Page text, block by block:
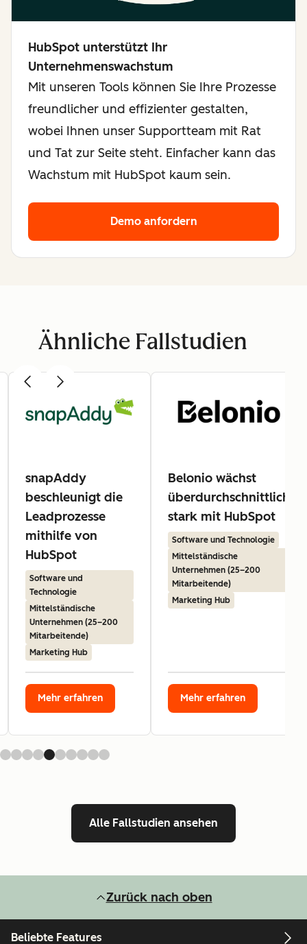
HubSpot unterstützt Ihr
Unternehmenswachstum
Mit unseren Tools können Sie Ihre Prozesse
freundlicher und effizienter gestalten,
wobei Ihnen unser Supportteam mit Rat
und Tat zur Seite steht. Einfacher kann das
Wachstum mit HubSpot kaum sein.
Demo anfordern
Ähnliche Fallstudien
snapAddy
beschleunigt die
Leadprozesse
mithilfe von
HubSpot
Software und
Technologie
Mittelständische
Unternehmen (25–200
Mitarbeitende)
Marketing Hub
Mehr erfahren
Belonio wächst
überdurchschnittlich
stark mit HubSpot
Software und Technologie
Mittelständische
Unternehmen (25–200
Mitarbeitende)
Marketing Hub
Mehr erfahren
Alle Fallstudien ansehen
Zurück nach oben
Beliebte Features